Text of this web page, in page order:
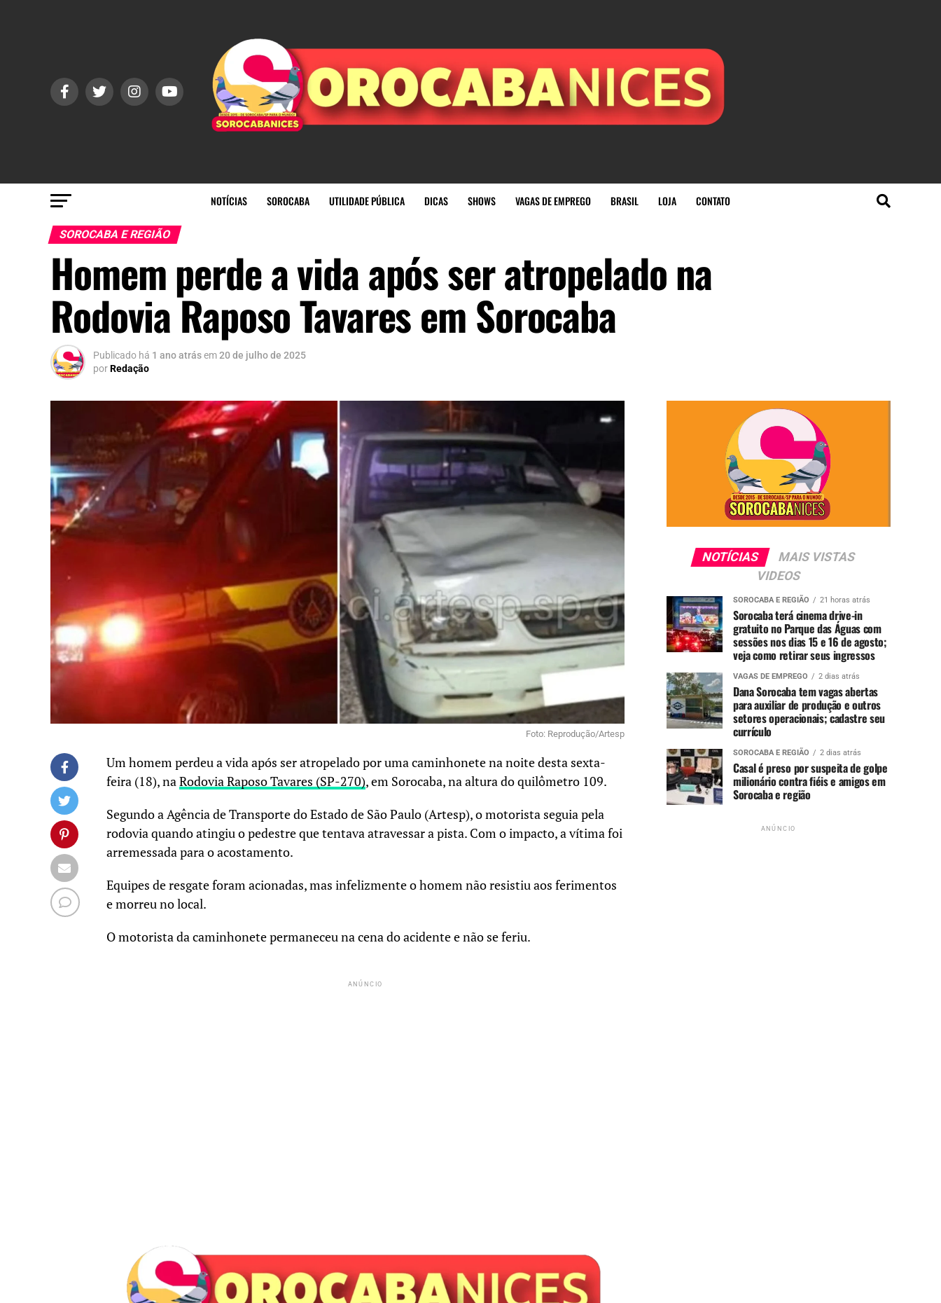
NOTÍCIAS SOROCABA UTILIDADE PÚBLICA DICAS SHOWS VAGAS DE EMPREGO BRASIL LOJA CONTATO
SOROCABA E REGIÃO
Homem perde a vida após ser atropelado na
Rodovia Raposo Tavares em Sorocaba
Publicado há 1 ano atrásem20 de julho de 2025
porRedação
Foto: Reprodução/Artesp
Um homem perdeu a vida após ser atropelado por uma caminhonete na noite desta sexta-
feira (18), naRodovia Raposo Tavares (SP-270), em Sorocaba, na altura do quilômetro 109.
Segundo a Agência de Transporte do Estado de São Paulo (Artesp), o motorista seguia pela
rodovia quando atingiu o pedestre que tentava atravessar a pista. Com o impacto, a vítima foi
arremessada para o acostamento.
Equipes de resgate foram acionadas, mas infelizmente o homem não resistiu aos ferimentos
e morreu no local.
O motorista da caminhonete permaneceu na cena do acidente e não se feriu.
ANÚNCIO
NOTÍCIAS
MAIS VISTAS
VIDEOS
SOROCABA E REGIÃO 21 horas atrás
Sorocaba terá cinema drive-in
gratuito no Parque das Águas com
sessões nos dias 15 e 16 de agosto;
veja como retirar seus ingressos
VAGAS DE EMPREGO 2 dias atrás
Dana Sorocaba tem vagas abertas
para auxiliar de produção e outros
setores operacionais; cadastre seu
currículo
SOROCABA E REGIÃO 2 dias atrás
Casal é preso por suspeita de golpe
milionário contra fiéis e amigos em
Sorocaba e região
ANÚNCIO